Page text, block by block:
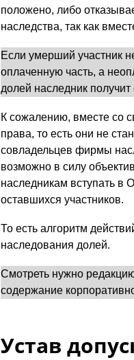
положено, либо
наследства, так как
Если умерший участник
оплаченную часть, а
долей наследник получит
К сожалению, вместе со
права, то есть они не
совладельцев фирмы
возможно в силу
наследникам вступать в
оставшихся участников.
То есть алгоритм
наследования долей.
Смотреть нужно
содержание
Устав